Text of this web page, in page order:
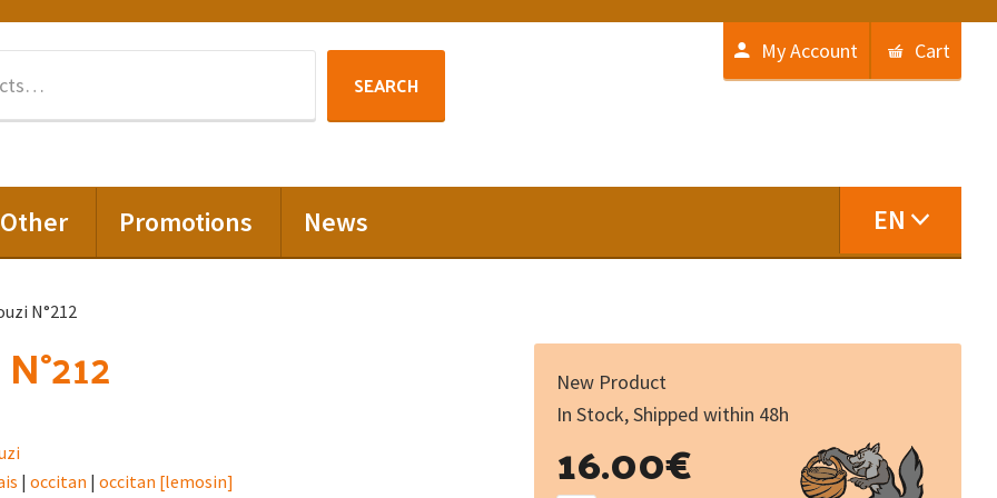
SEARCH
My Account Cart
Other Promotions News EN
N°212
| occitan | occitan [lemosin]
New Product
In Stock, Shipped within 48h
16.00€
N°212
quantity